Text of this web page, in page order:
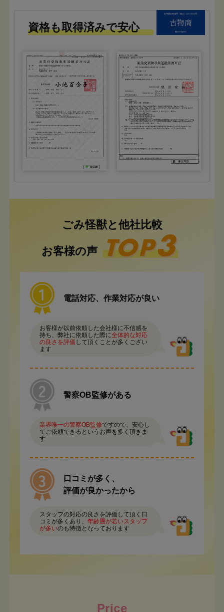
古物商許可番号：第451450019940号
古物商
株式会社FIT
資格も取得済みで安心
ごみ怪獣と他社比較
お客様の声
電話対応、作業対応が良い
お客様が以前依頼した会社様に不信感を
持ち、弊社に依頼した際に全体的な対応
の良さを評価 して頂くことが多くござい
ます
警察OB監修がある
業界唯一の警察OB監修ですので、安心し
てご依頼できるというお声を多く頂きま
す
口コミが多く、
評価が良かったから
スタッフの対応の良さを評価して頂く口
コミが多くあり、 年齢層が若いスタッフ
が多いのも特徴となっております